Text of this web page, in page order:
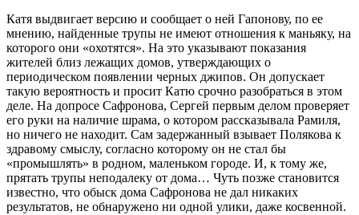
Катя выдвигает версию и сообщает о ней Гапонову, по ее
мнению, найденные трупы не имеют отношения к маньяку, на
которого они «охотятся». На это указывают показания
жителей близ лежащих домов, утверждающих о
периодическом появлении черных джипов. Он допускает
такую вероятность и просит Катю срочно разобраться в этом
деле. На допросе Сафронова, Сергей первым делом проверяет
его руки на наличие шрама, о котором рассказывала Рамиля,
но ничего не находит. Сам задержанный взывает Полякова к
здравому смыслу, согласно которому он не стал бы
«промышлять» в родном, маленьком городе. И, к тому же,
прятать трупы неподалеку от дома… Чуть позже становится
известно, что обыск дома Сафронова не дал никаких
результатов, не обнаружено ни одной улики, даже косвенной.